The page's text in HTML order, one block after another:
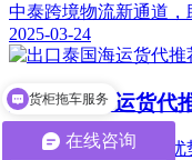
中泰跨境物流新通道，
2025-03-24
出口泰国海运货代
东莞到泰国陆运服务
在线咨询
货柜拖车服务